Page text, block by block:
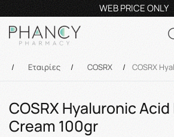
Τηλεφωνικές Παραγγελίες: 23210
/ Εταιρίες / COSRX / COSRX
COSRX Hyaluronic
Cream 100gr